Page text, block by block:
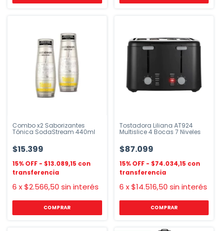
Combo x2 Saborizantes
Tónica SodaStream 440ml
$15.399
$13.089,15
6 x$2.566,50 sin interés
COMPRAR
Tostadora Liliana AT924
Multislice 4 Bocas 7 Niveles
$87.099
$74.034,15
6 x$14.516,50 sin interés